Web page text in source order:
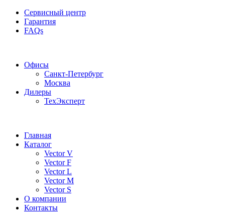
Сервисный центр
Гарантия
FAQs
Офисы
Санкт-Петербург
Москва
Дилеры
ТехЭксперт
Главная
Каталог
Vector V
Vector F
Vector L
Vector M
Vector S
О компании
Контакты